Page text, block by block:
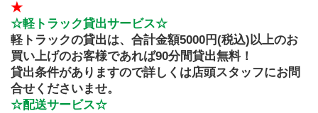
★
☆軽トラック貸出サービス☆
軽トラックの貸出は、合計金額5000円(税込)以上のお
買い上げのお客様であれば90分間貸出無料！
貸出条件がありますので詳しくは店頭スタッフにお問
合せくださいませ。
☆配送サービス☆